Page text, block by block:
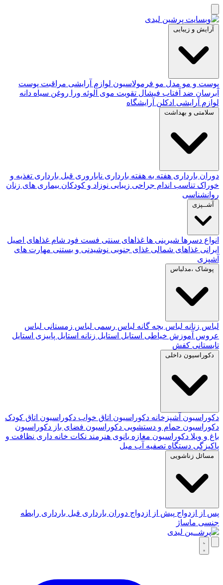
آرایش و زیبایی
پوست و مو مدل مو فرمولاسیون لوازم آرایشی مراقبت پوست
آبرسان ضد آفتاب فیشال تقویت موی آلوئه‌ ورا روغن سیاه دانه
لوازم آرایشی ادکلن آرایشگاه
سلامتی و بهداشت
دوران بارداری هفته به هفته بارداری ناباروری قبل بارداری تغذیه و
خوراک تناسب اندام جراحی زیبایی نوزاد و کودکان بیماری های زنان
روانشناسی
آشــپزی
انواع دسرها شیرینی ها غذاهای سنتی فست فود شام غذاهای اصیل
ایرانی غذاهای شمالی غذای جنوبی نوشیدنی و بستنی مهارت های
آشپزی
پوشاک ،مدلباس
لباس زنانه لباس بچه گانه لباس رسمی لباس زمستانی لباس
عروس آموزش خیاطی استایل استایل زنانه استایل پاییزی استایل
تابستانی کفش
دکوراسیون داخلی
دکوراسیون آشپزخانه دکوراسیون اتاق خواب دکوراسیون اتاق کودک
دکوراسیون حمام و دستشویی دکوراسیون فضای باز دکوراسیون
باغ و ویلا دکوراسیون مغازه بانوی هنرمند نکات خانه داری نظافت و
پاکیزگی دستگاه تصفیه آب مبل
مسائل زناشویی
پس از ازدواج پیش از ازدواج دوران بارداری قبل بارداری رابطه
جنسی ماساژ